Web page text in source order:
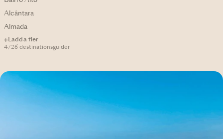
Alcântara
Almada
Ladda fler
4/26 destinationsguider